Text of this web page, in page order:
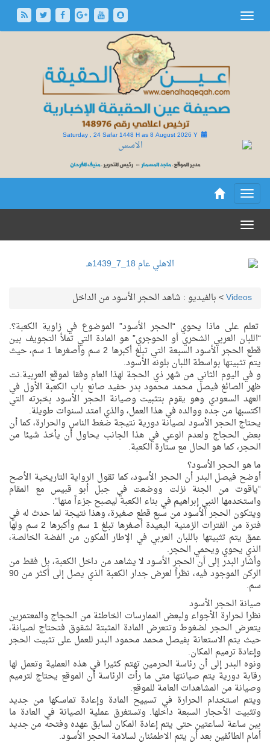
Saturday , 24 Safar 1448 H as8 August 2026 Y
Videos
>بالفيديو : شاهد الحجر الأسود من الداخل
تعلم على ماذا يحوي “الحجر الأسود” الموضوع في زاوية الكعبة؟.
“اللبان العربي الشحري أو الحوجري” هو المادة التي تملأ التجويف بين
قطع الحجر الأسود السبعة التي تبلغ أكبرها 2 سم وأصغرها 1 سم، حيث
يتم تثبيتها بواسطة اللبان بلونه الأسود.
و في اليوم الثاني من شهر ذي الحجة لهذا العام وفقا لموقع العربية.نت
ظهر الصائغ فيصل محمد محمود بدر حفيد صانع باب الكعبة الأول في
العهد السعودي وهو يقوم بتثبيت وصيانة الحجر الأسود بخبرته التي
اكتسبها من جده ووالده في هذا العمل، والذي امتد لسنوات طويلة.
يحتاج الحجر الأسود لصيانة دورية نتيجة ضغط الناس والحرارة، كما أن
بعض الحجاج ولعدم الوعي في هذا الجانب يحاول أن يأخذ شيئا من
الحجر، كما هو الحال مع ستارة الكعبة.
ما هو الحجر الأسود؟
أوضح فيصل البدر أن الحجر الأسود، كما تقول الرواية التاريخية الأصح
“ياقوت من الجنة نزلت ووضعت في جبل أبو قبيس مع المقام
واستخدمها النبي إبراهيم في بناء الكعبة ليصبح جزءاً منها”.
ويتكون الحجر الأسود من سبع قطع صغيرة، وهذا نتيجة لما حدث له في
فترة من الفترات الزمنية البعيدة أصغرها تبلغ 1 سم وأكبرها 2 سم ولها
عمق يتم تثبيتها باللبان العربي في الإطار المكون من الفضة الخالصة،
الذي يحوي ويحمي الحجر.
وأشار البدر إلى أن الحجر الأسود لا يشاهد من داخل الكعبة، بل فقط من
الركن الموجود فيه، نظراً لعرض جدار الكعبة الذي يصل إلى أكثر من 90
سم.
صيانة الحجر الأسود
نظرا لحرارة الأجواء ولبعض الممارسات الخاطئة من الحجاج والمعتمرين
يتعرض الحجر لضغوط وتتعرض المادة المثبتة لشقوق فتحتاج لصيانة،
حيث يتم الاستعانة بفيصل محمد محمود البدر للعمل على تثبيت الحجر
وإعادة ترميم المكان.
ونوه البدر إلى أن رئاسة الحرمين تهتم كثيرا في هذه العملية وتعمل لها
رقابة دورية يتم صيانتها متى ما رأت الرئاسة أن الموقع يحتاج لترميم
وصيانة من المشاهدات العامة للموقع.
ويتم استخدام الحرارة في تسييح المادة وإعادة تماسكها من جديد
وتثبيت الأحجار السبعة داخلها. وتستغرق عملية الصيانة في العادة ما
بين ساعة لساعتين حتى يتم إعادة المكان لسابق عهده وفتحه من جديد
أمام الطائفين بعد أن يتم الاطمئنان لسلامة الحجر الأسود.